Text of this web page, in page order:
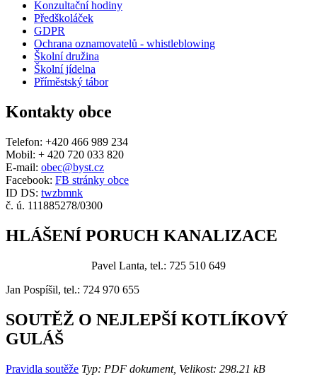
Konzultační hodiny
Předškoláček
GDPR
Ochrana oznamovatelů - whistleblowing
Školní družina
Školní jídelna
Příměstský tábor
Kontakty obce
Telefon: +420 466 989 234
Mobil: + 420 720 033 820
E-mail: obec@byst.cz
Facebook: FB stránky obce
ID DS: twzbmnk
č. ú. 111885278/0300
HLÁŠENÍ PORUCH KANALIZACE
Pavel Lanta, tel.: 725 510 649
Jan Pospíšil, tel.: 724 970 655
SOUTĚŽ O NEJLEPŠÍ KOTLÍKOVÝ
GULÁŠ
Pravidla soutěže Typ: PDF dokument, Velikost: 298.21 kB